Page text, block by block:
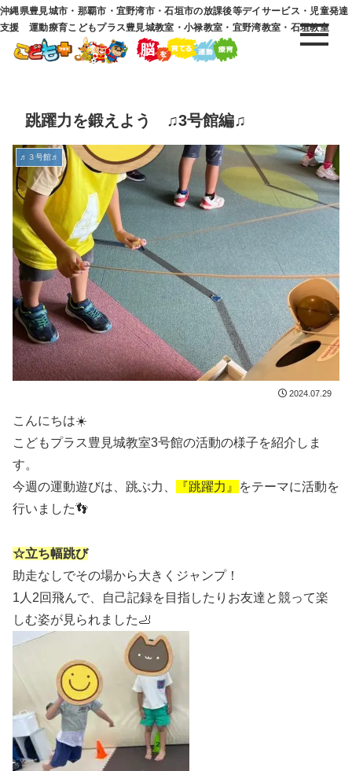
沖縄県豊見城市・那覇市・宜野湾市・石垣市の放課後等デイサービス・児童発達
支援 運動療育こどもプラス豊見城教室・小禄教室・宜野湾教室・石垣教室
跳躍力を鍛えよう ♫3号館編♫
♬３号館♬
2024.07.29
こんにちは☀️
こどもプラス豊見城教室3号館の活動の様子を紹介しま
す。
今週の運動遊びは、跳ぶ力、
『跳躍力』
をテーマに活動を
行いました👣
☆立ち幅跳び
助走なしでその場から大きくジャンプ！
1人2回飛んで、自己記録を目指したりお友達と競って楽
しむ姿が見られました🦶